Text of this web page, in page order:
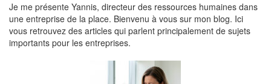
Je me présente Yannis, directeur des ressources humaines dans
une entreprise de la place. Bienvenu à vous sur mon blog. Ici
vous retrouvez des articles qui parlent principalement de sujets
importants pour les entreprises.